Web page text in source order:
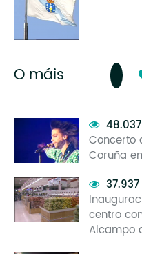
O máis
48.037
Concerto
Coruña
37.937
centro
Alcampo